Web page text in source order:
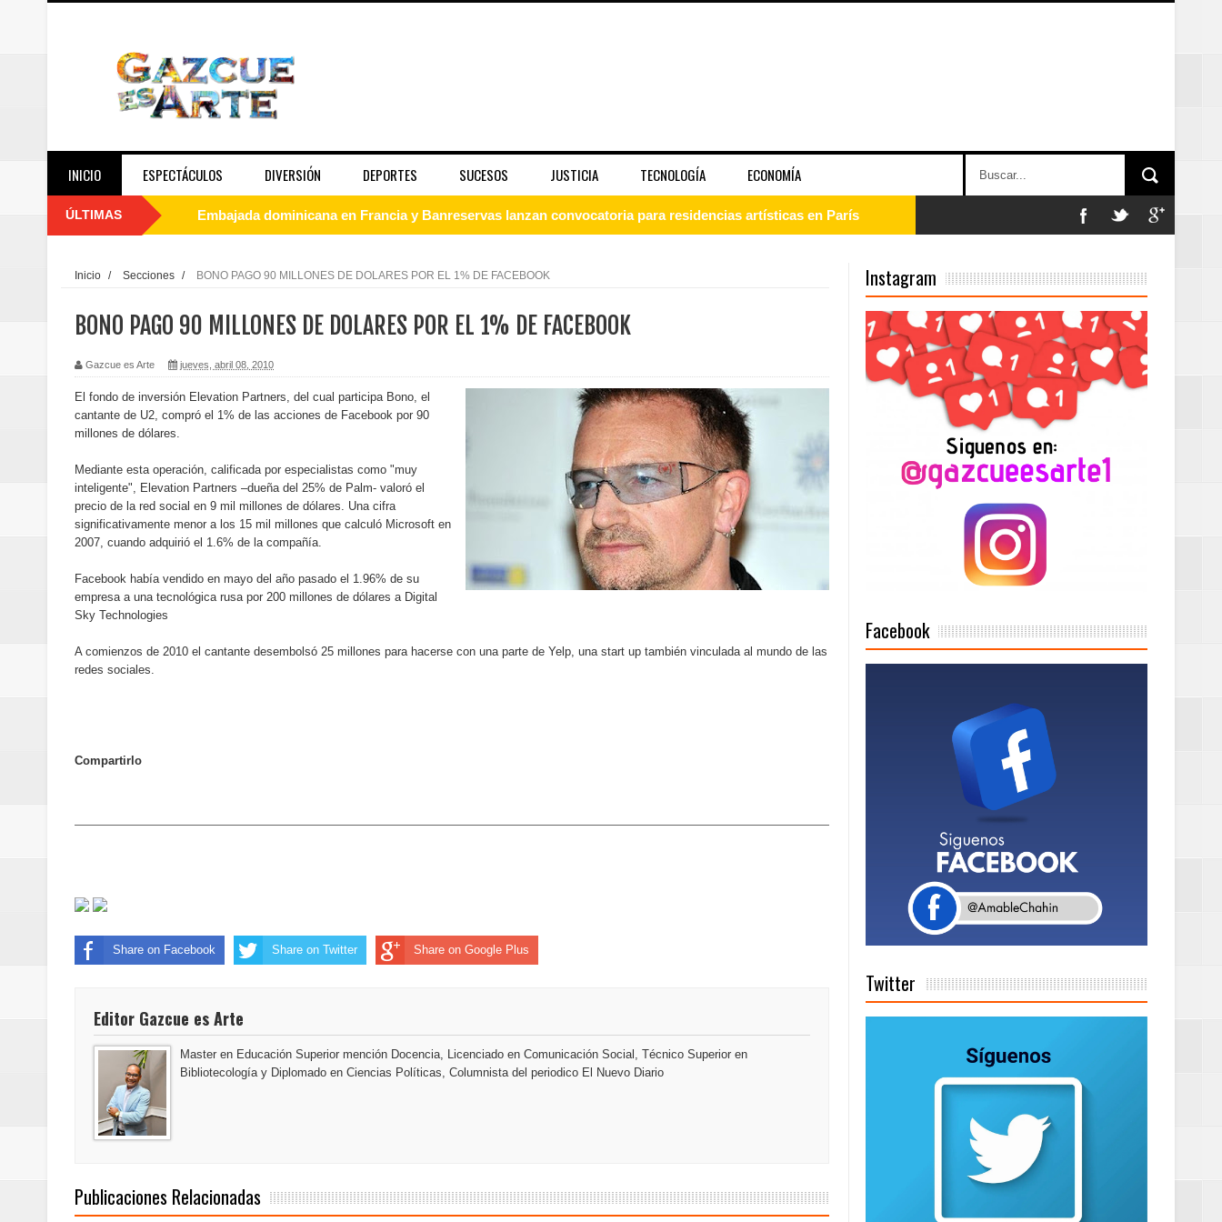
INICIO ESPECTÁCULOS DIVERSIÓN DEPORTES SUCESOS JUSTICIA TECNOLOGÍA ECONOMÍA
ÚLTIMAS Embajada dominicana en Francia y Banreservas lanzan convocatoria para residencias artísticas en París
“Los Rechazados 2” llega a los cines impulsada por la franquicia dominicana más taquillera del 2025
Designan a Angelina Biviana Riveiro como vicepresidenta ejecutiva de Fiduciaria Reservas
Humano Seguros inaugura nueva localidad de Oficina Regional Este en La Romana
Banreservas destina RD$5,000 millones para emprendedoras en la segunda edición del Summit Mujer Pymes
Sexappeal celebra 25 años de trayectoria artística con nuevo álbum, renovación de su equipo y conciertos
conmemorativos
Maridalia Hernández y El Canario se unen al regreso de Pavel Núñez y su “Bipolarband” a Hard Rock Café Santo
Doctor Leonardo Aguilera afirma que Banreservas seguirá impulsando la seguridad alimentaria tras salida de RD
SEPROI obtiene certificación ISO 37001 y se convierte en la primera empresa del sector con Sistema de Gestión
minutos
Banreservas obtiene siete galardones en los Effie Awards República Dominicana 2026
Un final de fiesta: Ilegales encenderá la clausura de Santo Domingo 2026
Juan Luis Guerra se acompaña del coro “Más que Vencedores” y nos regala el “Canto a la Patria” en la clausura
Inicio / Secciones / BONO PAGO 90 MILLONES DE DOLARES POR EL 1% DE FACEBOOK
BONO PAGO 90 MILLONES DE DOLARES POR EL 1% DE FACEBOOK
Gazcue es Arte jueves, abril 08, 2010
El fondo de inversión Elevation Partners, del cual participa Bono, el
cantante de U2, compró el 1% de las acciones de Facebook por 90
millones de dólares.
Mediante esta operación, calificada por especialistas como "muy
inteligente", Elevation Partners –dueña del 25% de Palm- valoró el
precio de la red social en 9 mil millones de dólares. Una cifra
significativamente menor a los 15 mil millones que calculó Microsoft en
2007, cuando adquirió el 1.6% de la compañía.
Facebook había vendido en mayo del año pasado el 1.96% de su
empresa a una tecnológica rusa por 200 millones de dólares a Digital
Sky Technologies
A comienzos de 2010 el cantante desembolsó 25 millones para hacerse con una parte de Yelp, una start up también vinculada al mundo de las
redes sociales.
Compartirlo
Share on Facebook Share on Twitter Share on Google Plus
Editor Gazcue es Arte
Master en Educación Superior mención Docencia, Licenciado en Comunicación Social, Técnico Superior en
Bibliotecología y Diplomado en Ciencias Políticas, Columnista del periodico El Nuevo Diario
Publicaciones Relacionadas
Instagram
Facebook
Twitter